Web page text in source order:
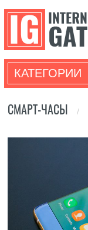
КАТЕГОРИИ
СМАРТ-ЧАСЫ /